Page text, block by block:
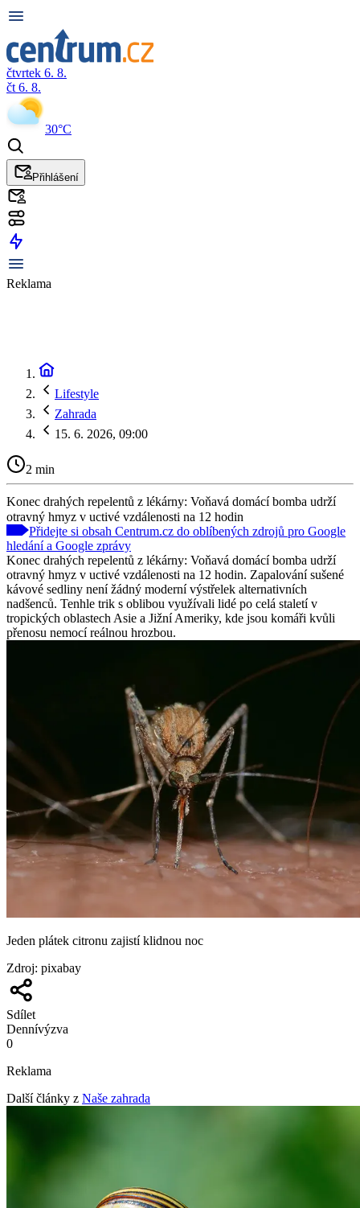
čtvrtek 6. 8.
čt 6. 8.
30°C
Přihlášení
Reklama
Lifestyle
Zahrada
15. 6. 2026, 09:00
2 min
Konec drahých repelentů z lékárny: Voňavá domácí bomba udrží
otravný hmyz v uctivé vzdálenosti na 12 hodin
Přidejte si obsah Centrum.cz do oblíbených zdrojů pro Google
hledání a Google zprávy
Konec drahých repelentů z lékárny: Voňavá domácí bomba udrží
otravný hmyz v uctivé vzdálenosti na 12 hodin. Zapalování sušené
kávové sedliny není žádný moderní výstřelek alternativních
nadšenců. Tenhle trik s oblibou využívali lidé po celá staletí v
tropických oblastech Asie a Jižní Ameriky, kde jsou komáři kvůli
přenosu nemocí reálnou hrozbou.
Jeden plátek citronu zajistí klidnou noc
Zdroj: pixabay
Sdílet
Dennívýzva
0
Reklama
Další články z Naše zahrada